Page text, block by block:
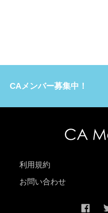
CAメンバー募集中！
利用規約
お問い合わせ